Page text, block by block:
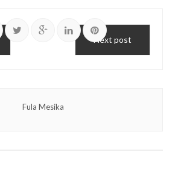
Next post
Fula Mesika